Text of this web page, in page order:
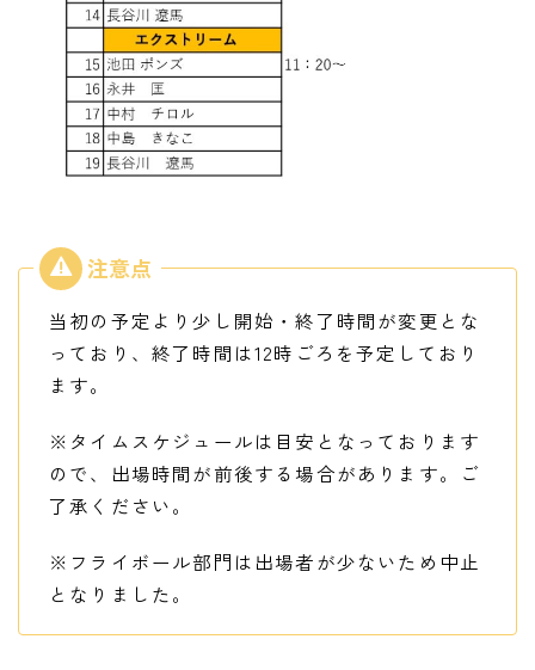
当初の予定より少し開始・終了時間が変更とな
っており、終了時間は12時ごろを予定しており
ます。
※タイムスケジュールは目安となっております
ので、出場時間が前後する場合があります。ご
了承ください。
※フライボール部門は出場者が少ないため中止
となりました。